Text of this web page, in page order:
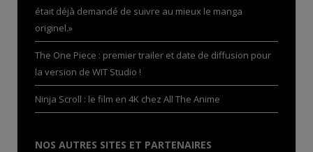
était déjà demandé de suivre au mieux le manga
originel.»
The One Piece : premier trailer et date de diffusion pour
la version de WIT Studio !
Ninja Scroll : le film en 4K chez All The Anime
NOS AUTRES SITES ET PARTENAIRES